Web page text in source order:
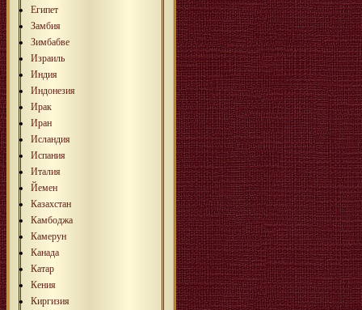
Египет
Замбия
Зимбабве
Израиль
Индия
Индонезия
Ирак
Иран
Исландия
Испания
Италия
Йемен
Казахстан
Камбоджа
Камерун
Канада
Катар
Кения
Киргизия